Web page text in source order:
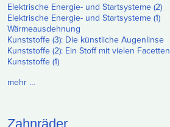
Elektrische Energie- und Startsysteme (2)
Elektrische Energie- und Startsysteme (1)
Wärmeausdehnung
Kunststoffe (3): Die künstliche Augenlinse
Kunststoffe (2): Ein Stoff mit vielen Facetten
Kunststoffe (1)
mehr …
Zahnräder